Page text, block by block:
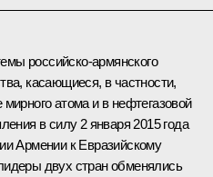
российско-армянского
касающиеся, в частности,
атома и в нефтегазовой
в силу 2 января 2015 года
Армении кЕвразийскому
двух стран обменялись